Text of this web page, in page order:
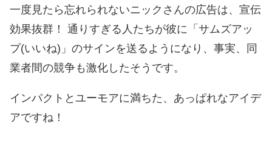
一度見たら忘れられないニックさんの広告は、宣伝
効果抜群！ 通りすぎる人たちが彼に「サムズアッ
プ(いいね)」のサインを送るようになり、事実、同
業者間の競争も激化したそうです。
インパクトとユーモアに満ちた、あっぱれなアイデ
アですね！